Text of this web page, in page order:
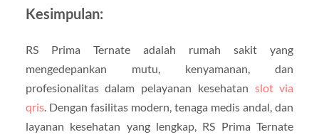
Kesimpulan:
RS Prima Ternate adalah rumah sakit yang
mengedepankan mutu, kenyamanan, dan
profesionalitas dalam pelayanan kesehatan slot via
qris. Dengan fasilitas modern, tenaga medis andal, dan
layanan kesehatan yang lengkap, RS Prima Ternate